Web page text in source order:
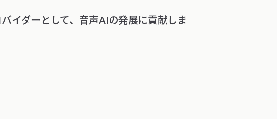
イダーとして、音声AIの発展に貢献しま